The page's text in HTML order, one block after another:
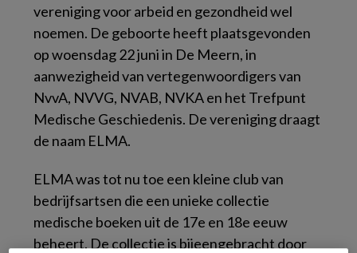
vereniging voor arbeid en gezondheid wel
noemen. De geboorte heeft plaatsgevonden
op woensdag 22 juni in De Meern, in
aanwezigheid van vertegenwoordigers van
NvvA, NVVG, NVAB, NVKA en het Trefpunt
Medische Geschiedenis. De vereniging draagt
de naam ELMA.
ELMA was tot nu toe een kleine club van
bedrijfsartsen die een unieke collectie
medische boeken uit de 17e en 18e eeuw
beheert. De collectie is bijeengebracht door